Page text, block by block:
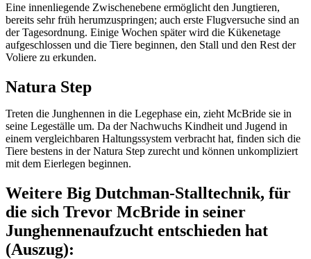
Eine innenliegende Zwischenebene ermöglicht den Jungtieren,
bereits sehr früh herumzuspringen; auch erste Flugversuche sind an
der Tagesordnung. Einige Wochen später wird die Kükenetage
aufgeschlossen und die Tiere beginnen, den Stall und den Rest der
Voliere zu erkunden.
Natura Step
Treten die Junghennen in die Legephase ein, zieht McBride sie in
seine Legeställe um. Da der Nachwuchs Kindheit und Jugend in
einem vergleichbaren Haltungssystem verbracht hat, finden sich die
Tiere bestens in der Natura Step zurecht und können unkompliziert
mit dem Eierlegen beginnen.
Weitere Big Dutchman-Stalltechnik, für
die sich Trevor McBride in seiner
Junghennenaufzucht entschieden hat
(Auszug):